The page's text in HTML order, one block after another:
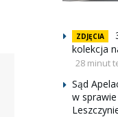
ZDJĘCIA
kolekcja
28 minut
Sąd
w